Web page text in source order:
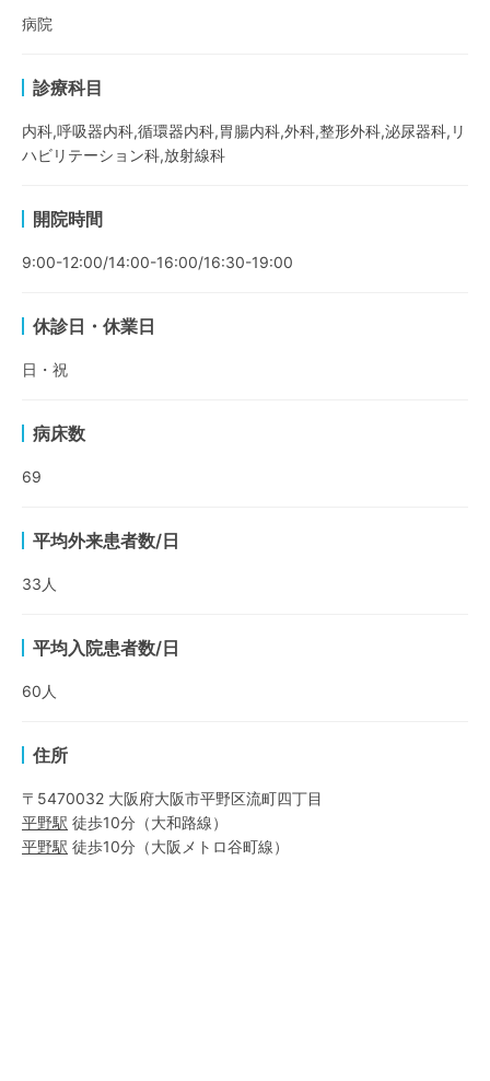
病院
診療科目
内科,呼吸器内科,循環器内科,胃腸内科,外科,整形外科,泌尿器科,リ
ハビリテーション科,放射線科
開院時間
9:00-12:00/14:00-16:00/16:30-19:00
休診日・休業日
日・祝
病床数
69
平均外来患者数/日
33 人
平均入院患者数/日
60 人
住所
〒5470032 大阪府大阪市平野区流町四丁目
平野駅 徒歩10分 （大和路線）
平野駅 徒歩10分 （大阪メトロ谷町線）